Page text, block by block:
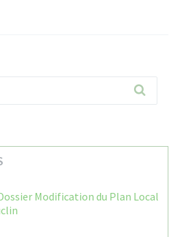
Modification du Plan Local